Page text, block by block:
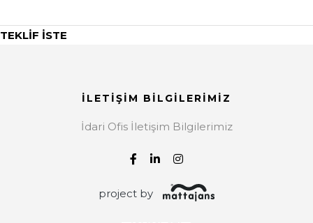
TEKLİF İSTE
İLETİŞİM BİLGİLERİMİZ
İdari Ofis İletişim Bilgilerimiz
project by